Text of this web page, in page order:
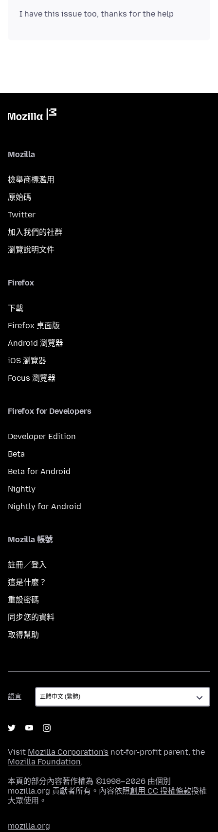
Mozilla
檢舉商標濫用
原始碼
Twitter
加入我們的社群
瀏覽說明文件
Firefox
下載
Firefox 桌面版
Android 瀏覽器
iOS 瀏覽器
Focus 瀏覽器
Firefox for Developers
Developer Edition
Beta
Beta for Android
Nightly
Nightly for Android
Mozilla 帳號
註冊／登入
這是什麼？
重設密碼
同步您的資料
取得幫助
語言
語
言
Visit Mozilla Corporation's not-for-profit parent, the
Mozilla Foundation.
本頁的部分內容著作權為 ©1998–2026 由個別
mozilla.org 貢獻者所有。內容依照創用 CC 授權條款授權
大眾使用。
mozilla.org